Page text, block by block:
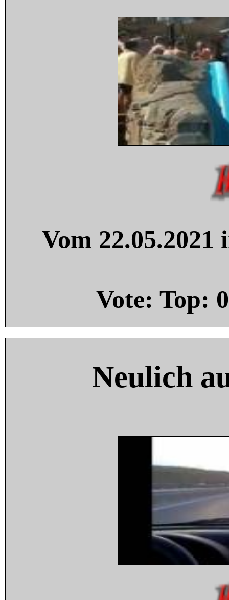
Vom
Vote: Top: 0
Neulich